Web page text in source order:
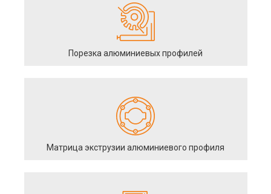
Порезка алюминиевых профилей
Матрица экструзии алюминиевого профиля